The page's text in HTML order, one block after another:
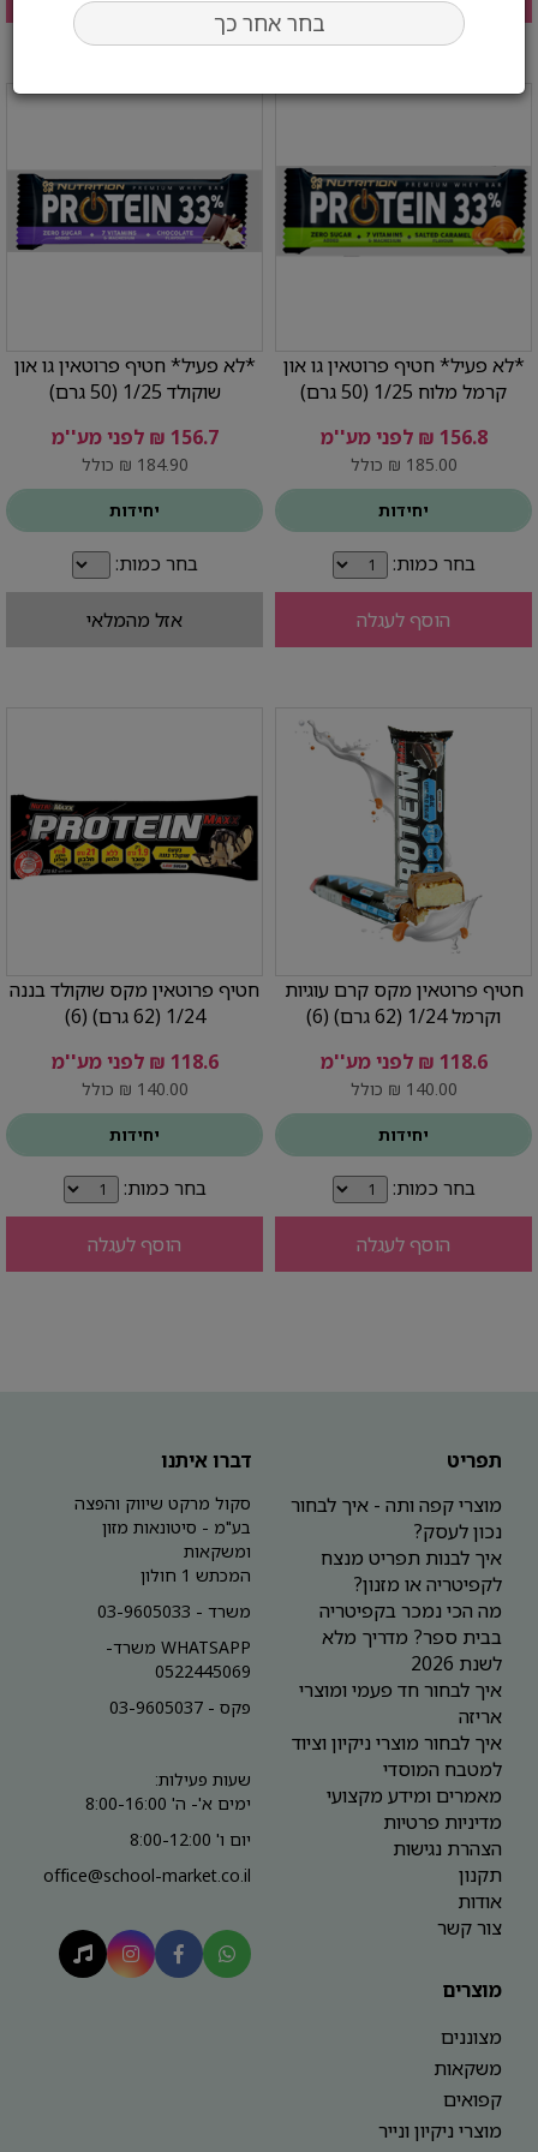
בחר אחר כך
*לא פעיל* חטיף פרוטאין גו און
קרמל מלוח 1/25 (50 גרם)
156.8 ₪ לפני מע''מ
185.00 ₪ כולל
יחידות
בחר כמות:
הוסף לעגלה
*לא פעיל* חטיף פרוטאין גו און
שוקולד 1/25 (50 גרם)
156.7 ₪ לפני מע''מ
184.90 ₪ כולל
יחידות
בחר כמות:
אזל מהמלאי
חטיף פרוטאין מקס קרם עוגיות
וקרמל 1/24 (62 גרם) (6)
118.6 ₪ לפני מע''מ
140.00 ₪ כולל
יחידות
בחר כמות:
הוסף לעגלה
חטיף פרוטאין מקס שוקולד בננה
1/24 (62 גרם) (6)
118.6 ₪ לפני מע''מ
140.00 ₪ כולל
יחידות
בחר כמות:
הוסף לעגלה
דברו איתנו
סקול מרקט שיווק והפצה
בע"מ - סיטונאות מזון
ומשקאות
המכתש 1 חולון
משרד - 03-9605033
WHATSAPP משרד-
0522445069
פקס - 03-9605037
שעות פעילות:
ימים א'- ה' 8:00-16:00
יום ו' 8:00-12:00
office@school-market.co.il
תפריט
מוצרי קפה ותה - איך לבחור
נכון לעסק?
איך לבנות תפריט מנצח
לקפיטריה או מזנון?
מה הכי נמכר בקפיטריה
בבית ספר? מדריך מלא
לשנת 2026
איך לבחור חד פעמי ומוצרי
אריזה
איך לבחור מוצרי ניקיון וציוד
למטבח המוסדי
מאמרים ומידע מקצועי
מדיניות פרטיות
הצהרת נגישות
תקנון
אודות
צור קשר
מוצרים
מצוננים
משקאות
קפואים
מוצרי ניקיון ונייר